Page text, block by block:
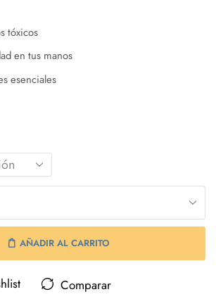
tóxicos
en tus manos
esenciales
AÑADIR AL CARRITO
Comparar